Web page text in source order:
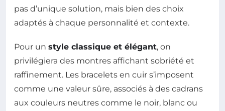
pas d’unique solution, mais bien des choix
adaptés à chaque personnalité et contexte.
Pour un style classique et élégant, on
privilégiera des montres affichant sobriété et
raffinement. Les bracelets en cuir s’imposent
comme une valeur sûre, associés à des cadrans
aux couleurs neutres comme le noir, blanc ou